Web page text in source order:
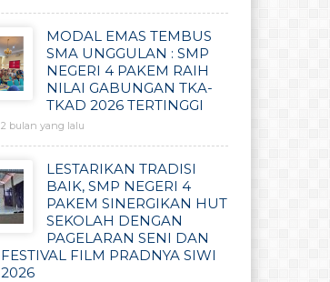
MODAL EMAS TEMBUS
SMA UNGGULAN : SMP
NEGERI 4 PAKEM RAIH
NILAI GABUNGAN TKA-
TKAD 2026 TERTINGGI
2 bulan yang lalu
LESTARIKAN TRADISI
BAIK, SMP NEGERI 4
PAKEM SINERGIKAN HUT
SEKOLAH DENGAN
PAGELARAN SENI DAN
FESTIVAL FILM PRADNYA SIWI
2026